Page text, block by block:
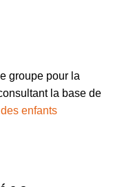
groupe pour la
la base de
enfants